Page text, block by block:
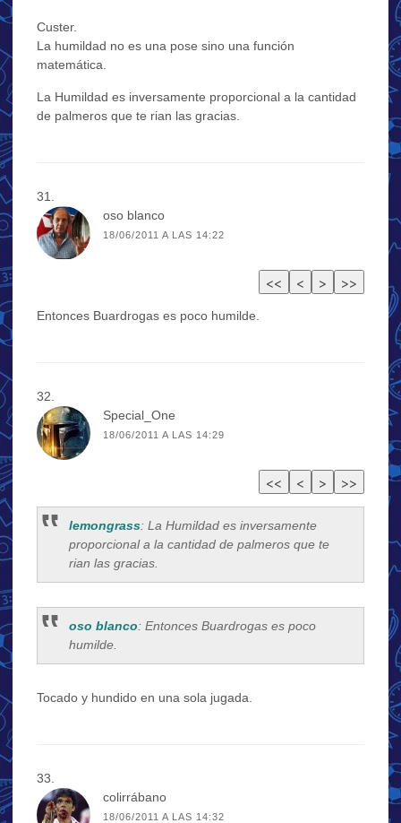
Custer.
La humildad no es una pose sino una función
matemática.
La Humildad es inversamente proporcional a la cantidad
de palmeros que te rian las gracias.
oso blanco
18/06/2011 A LAS 14:22
Entonces Buardrogas es poco humilde.
Special_One
18/06/2011 A LAS 14:29
lemongrass: La Humildad es inversamente
proporcional a la cantidad de palmeros que te
rian las gracias.
oso blanco: Entonces Buardrogas es poco
humilde.
Tocado y hundido en una sola jugada.
colirrábano
18/06/2011 A LAS 14:32